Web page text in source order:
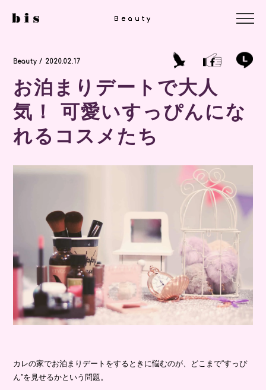
Beauty
Beauty / 2020.02.17
お泊まりデートで大人
気！ 可愛いすっぴんにな
れるコスメたち
カレの家でお泊まりデートをするときに悩むのが、どこまで“すっぴ
ん”を見せるかという問題。
Beauty
Beauty